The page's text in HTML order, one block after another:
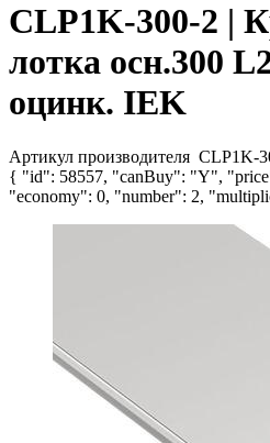
CLP1K-300-2 |
лотка осн.300
оцинк. IEK
Артикул производителя CLP1K-
{ "id": 58557, "canBuy": "Y",
"economy": 0, "number": 2,